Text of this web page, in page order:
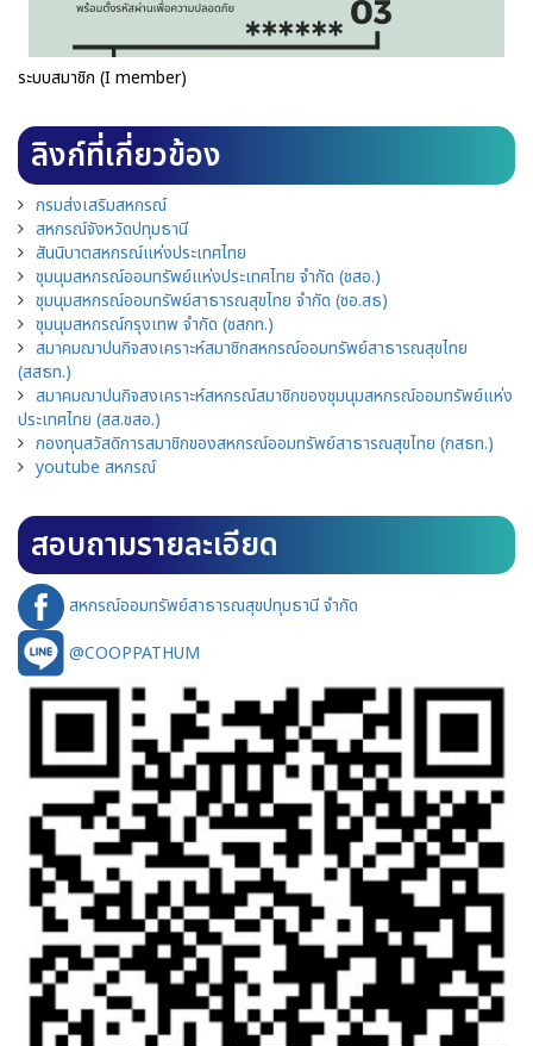
ระบบสมาชิก (I member)
ลิงก์ที่เกี่ยวข้อง
กรมส่งเสริมสหกรณ์
สหกรณ์จังหวัดปทุมธานี
สันนิบาตสหกรณ์แห่งประเทศไทย
ชุมนุมสหกรณ์ออมทรัพย์แห่งประเทศไทย จำกัด (ชสอ.)
ชุมนุมสหกรณ์ออมทรัพย์สาธารณสุขไทย จำกัด (ชอ.สธ)
ชุมนุมสหกรณ์กรุงเทพ จำกัด (ชสกท.)
สมาคมฌาปนกิจสงเคราะห์สมาชิกสหกรณ์ออมทรัพย์สาธารณสุขไทย
(สสธท.)
สมาคมฌาปนกิจสงเคราะห์สหกรณ์สมาชิกของชุมนุมสหกรณ์ออมทรัพย์แห่ง
ประเทศไทย (สส.ชสอ.)
กองทุนสวัสดิการสมาชิกของสหกรณ์ออมทรัพย์สาธารณสุขไทย (กสธท.)
youtube สหกรณ์
สอบถามรายละเอียด
สหกรณ์ออมทรัพย์สาธารณสุขปทุมธานี จำกัด
@COOPPATHUM